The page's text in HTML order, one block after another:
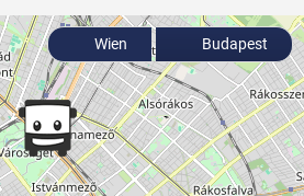
Wien Budapest